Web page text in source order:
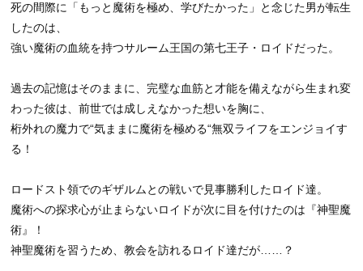
死の間際に「もっと魔術を極め、学びたかった」と念じた男が転生
したのは、
強い魔術の血統を持つサルーム王国の第七王子・ロイドだった。
過去の記憶はそのままに、完璧な血筋と才能を備えながら生まれ変
わった彼は、前世では成しえなかった想いを胸に、
桁外れの魔力で“気ままに魔術を極める“無双ライフをエンジョイす
る！
ロードスト領でのギザルムとの戦いで見事勝利したロイド達。
魔術への探求心が止まらないロイドが次に目を付けたのは『神聖魔
術』！
神聖魔術を習うため、教会を訪れるロイド達だが……？